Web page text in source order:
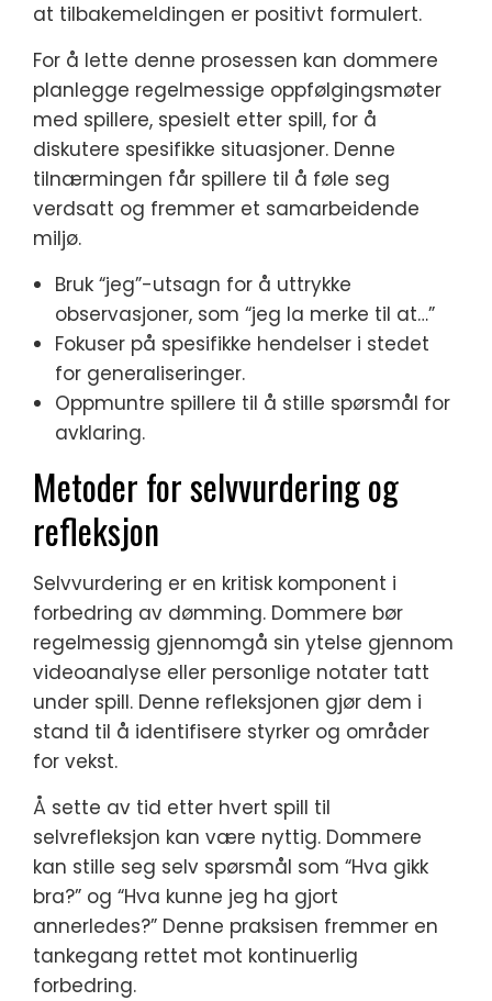
at tilbakemeldingen er positivt formulert.
For å lette denne prosessen kan dommere
planlegge regelmessige oppfølgingsmøter
med spillere, spesielt etter spill, for å
diskutere spesifikke situasjoner. Denne
tilnærmingen får spillere til å føle seg
verdsatt og fremmer et samarbeidende
miljø.
Bruk “jeg”-utsagn for å uttrykke
observasjoner, som “jeg la merke til at…”
Fokuser på spesifikke hendelser i stedet
for generaliseringer.
Oppmuntre spillere til å stille spørsmål for
avklaring.
Metoder for selvvurdering og
refleksjon
Selvvurdering er en kritisk komponent i
forbedring av dømming. Dommere bør
regelmessig gjennomgå sin ytelse gjennom
videoanalyse eller personlige notater tatt
under spill. Denne refleksjonen gjør dem i
stand til å identifisere styrker og områder
for vekst.
Å sette av tid etter hvert spill til
selvrefleksjon kan være nyttig. Dommere
kan stille seg selv spørsmål som “Hva gikk
bra?” og “Hva kunne jeg ha gjort
annerledes?” Denne praksisen fremmer en
tankegang rettet mot kontinuerlig
forbedring.